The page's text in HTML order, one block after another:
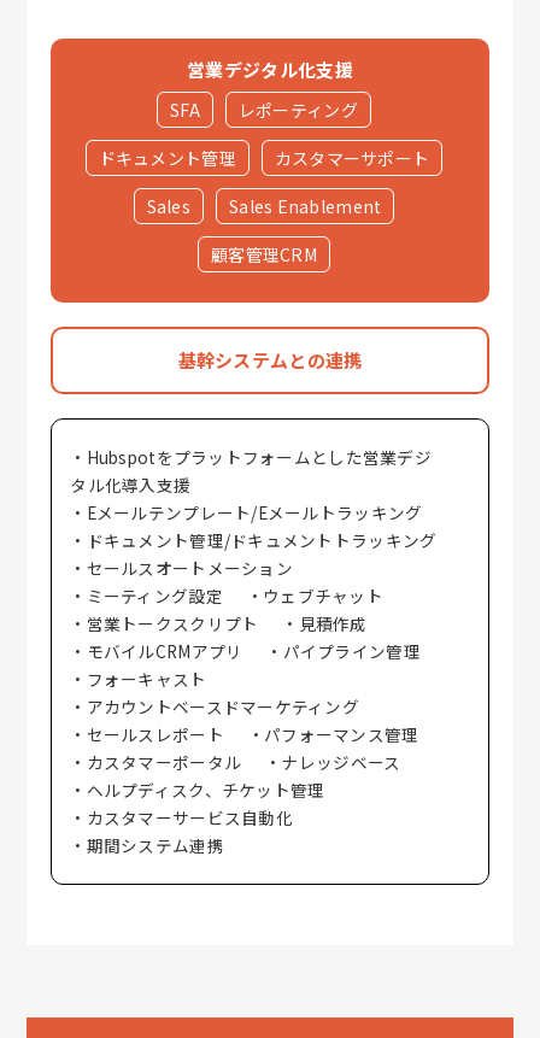
営業デジタル化支援
SFA
レポーティング
ドキュメント管理
カスタマーサポート
Sales
Sales Enablement
顧客管理CRM
基幹システムとの連携
・Hubspotをプラットフォームとした営業デジ
タル化導入支援
・Eメールテンプレート/Eメールトラッキング
・ドキュメント管理/ドキュメントトラッキング
・セールスオートメーション
・ミーティング設定
・ウェブチャット
・営業トークスクリプト
・見積作成
・モバイルCRMアプリ
・パイプライン管理
・フォーキャスト
・アカウントベースドマーケティング
・セールスレポート
・パフォーマンス管理
・カスタマーポータル
・ナレッジベース
・ヘルプディスク、チケット管理
・カスタマーサービス自動化
・期間システム連携